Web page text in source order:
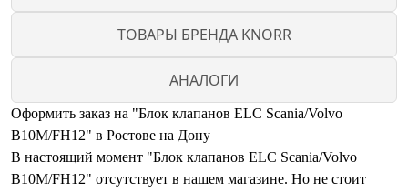
ТОВАРЫ БРЕНДА KNORR
АНАЛОГИ
Оформить заказ на "Блок клапанов ELC Scania/Volvo
B10M/FH12" в Ростове на Дону
В настоящий момент "Блок клапанов ELC Scania/Volvo
B10M/FH12" отсутствует в нашем магазине. Но не стоит